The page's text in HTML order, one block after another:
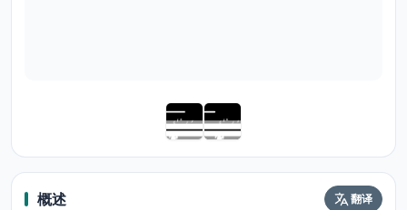
概述 翻译